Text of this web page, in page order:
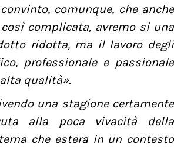
comunque, che anche
complicata, avremo sì una
ridotta, ma il lavoro degli
professionale e passionale
qualità».
una stagione certamente
alla poca vivacità della
che estera in un contesto